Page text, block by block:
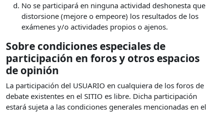
No se participará en ninguna actividad deshonesta que
distorsione (mejore o empeore) los resultados de los
exámenes y/o actividades propios o ajenos.
Sobre condiciones especiales de
participación en foros y otros espacios
de opinión
La participación del USUARIO en cualquiera de los foros de
debate existentes en el SITIO es libre. Dicha participación
estará sujeta a las condiciones generales mencionadas en el